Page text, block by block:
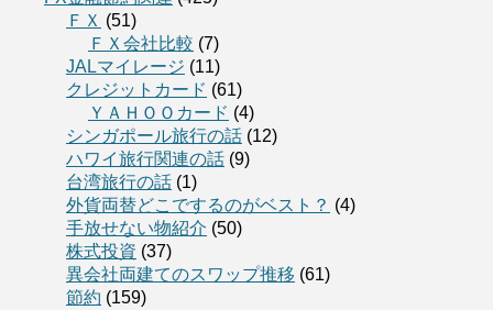
ＦＸ (51)
ＦＸ会社比較 (7)
JALマイレージ (11)
クレジットカード (61)
ＹＡＨＯＯカード (4)
シンガポール旅行の話 (12)
ハワイ旅行関連の話 (9)
台湾旅行の話 (1)
外貨両替どこでするのがベスト？ (4)
手放せない物紹介 (50)
株式投資 (37)
異会社両建てのスワップ推移 (61)
節約 (159)